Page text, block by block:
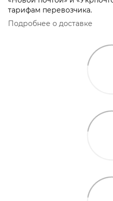
тарифам перевозчика.
Подробнее о доставке